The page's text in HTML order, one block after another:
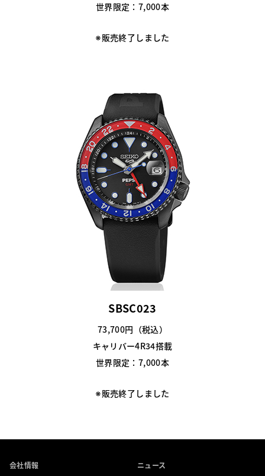
世界限定：7,000本
※販売終了しました
SBSC023
73,700円（税込）
キャリバー4R34搭載
世界限定：7,000本
※販売終了しました
会社情報 ニュース